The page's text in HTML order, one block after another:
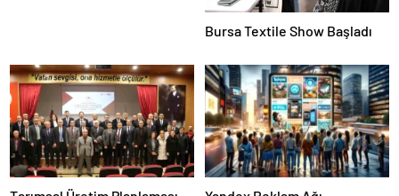
Bursa Textile Show Başladı